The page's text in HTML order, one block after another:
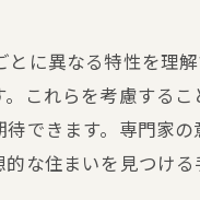
ップ
に異なる特性を理
これらを考慮する
できます。専門家
な住まいを見つける